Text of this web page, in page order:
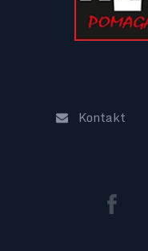
Kontakt